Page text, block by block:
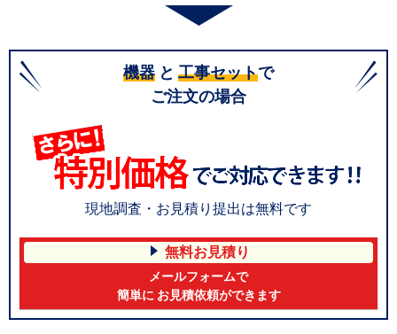
機器 と 工事セットで
ご注文の場合
現地調査・お見積り提出は無料です
無料お見積り
メールフォームで
簡単に お見積依頼ができます